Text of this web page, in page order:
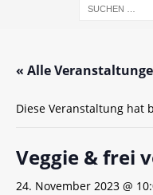
« Alle
Diese Veranstaltung hat
Veggie & frei
24. November 2023 @